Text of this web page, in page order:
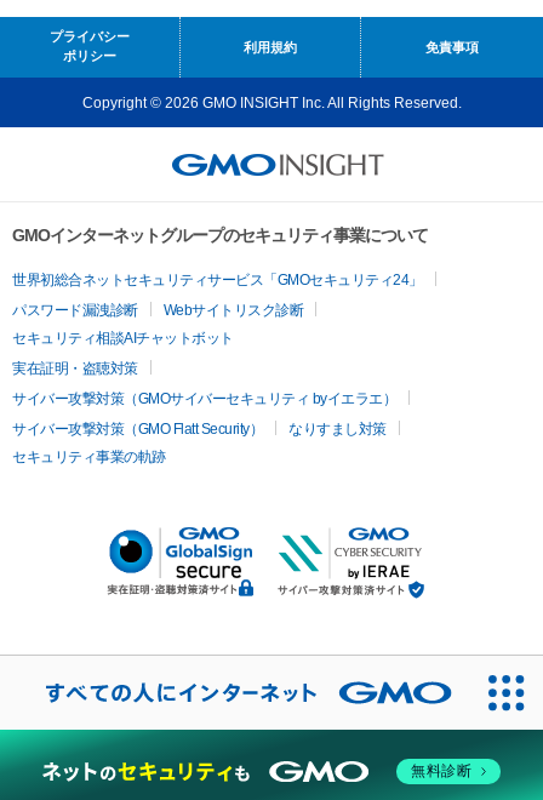
プライバシー
ポリシー
利用規約 免責事項
Copyright © 2026 GMO INSIGHT Inc. All Rights Reserved.
GMOインターネットグループのセキュリティ事業について
世界初総合ネットセキュリティサービス「GMOセキュリティ24」
パスワード漏洩診断
Webサイトリスク診断
セキュリティ相談AIチャットボット
実在証明・盗聴対策
サイバー攻撃対策（GMOサイバーセキュリティ byイエラエ）
サイバー攻撃対策（GMO Flatt Security）
なりすまし対策
セキュリティ事業の軌跡
無料診断